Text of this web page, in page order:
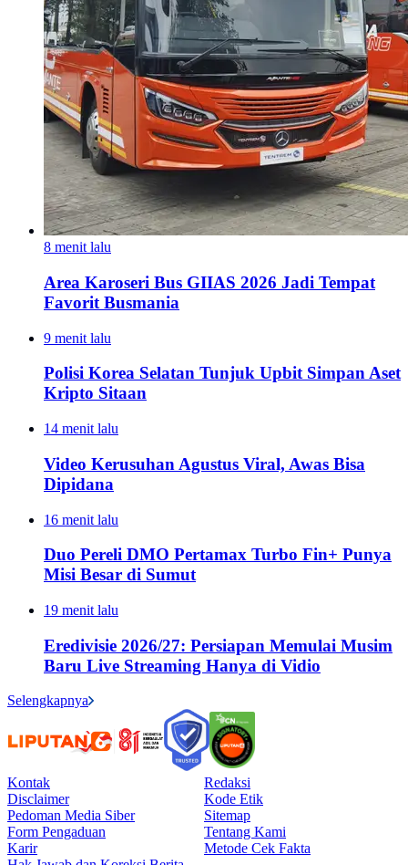
8 menit lalu
Area Karoseri Bus GIIAS 2026 Jadi Tempat
Favorit Busmania
9 menit lalu
Polisi Korea Selatan Tunjuk Upbit Simpan Aset
Kripto Sitaan
14 menit lalu
Video Kerusuhan Agustus Viral, Awas Bisa
Dipidana
16 menit lalu
Duo Pereli DMO Pertamax Turbo Fin+ Punya
Misi Besar di Sumut
19 menit lalu
Eredivisie 2026/27: Persiapan Memulai Musim
Baru Live Streaming Hanya di Vidio
Selengkapnya
Kontak
Redaksi
Disclaimer
Kode Etik
Pedoman Media Siber
Sitemap
Form Pengaduan
Tentang Kami
Karir
Metode Cek Fakta